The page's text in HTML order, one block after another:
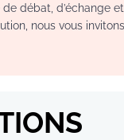
débat, d’échange
nous vous